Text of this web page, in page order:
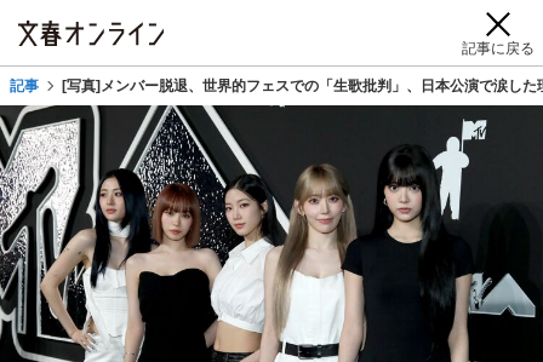
記事に戻る
記事 [写真]メンバー脱退、世界的フェスでの「生歌批判」、日本公演で涙